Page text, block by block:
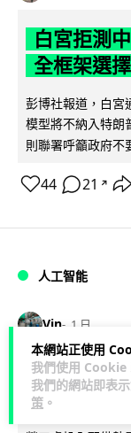
本網站正使用
我們使用 Cookie
我們的網站即表
策 。
白宮拒測
全框架選
彭博社報道，白宮
模型將不納入特朗
則聯署呼籲政府不
44 21 ↗
人工智能
Vin 1 日
地盤偷吸
感無人機